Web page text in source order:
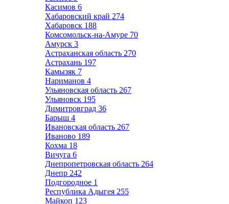
Касимов 6
Хабаровский край 274
Хабаровск 188
Комсомольск-на-Амуре 70
Амурск 3
Астраханская область 270
Астрахань 197
Камызяк 7
Нариманов 4
Ульяновская область 267
Ульяновск 195
Димитровград 36
Барыш 4
Ивановская область 267
Иваново 189
Кохма 18
Вичуга 6
Днепропетровская область 264
Днепр 242
Подгородное 1
Республика Адыгея 255
Майкоп 123